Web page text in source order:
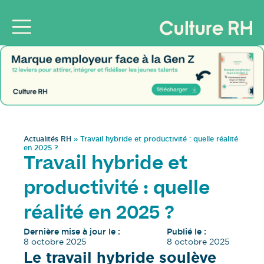
Actualités RH » Travail hybride et productivité : quelle réalité
en 2025 ?
Travail hybride et
productivité : quelle
réalité en 2025 ?
Dernière mise à jour le :
8 octobre 2025
Publié le :
8 octobre 2025
Le travail hybride soulève